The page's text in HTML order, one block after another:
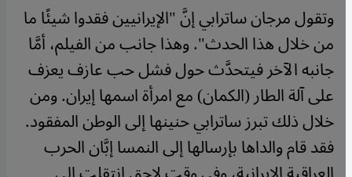
​​وتقول مرجان ساترابي إنَّ "الإيرانيين فقدوا شيئًا ما
من خلال هذا الحدث". وهذا جانب من الفيلم، أمَّا
جانبه الآخر فيتحدَّث حول فشل حب عازف يعزف
على آلة الطار (الكمان) مع امرأة اسمها إيران. ومن
خلال ذلك تبرز ساترابي حنينها إلى الوطن المفقود.
فقد قام والداها بإرسالها إلى النمسا إبَّان الحرب